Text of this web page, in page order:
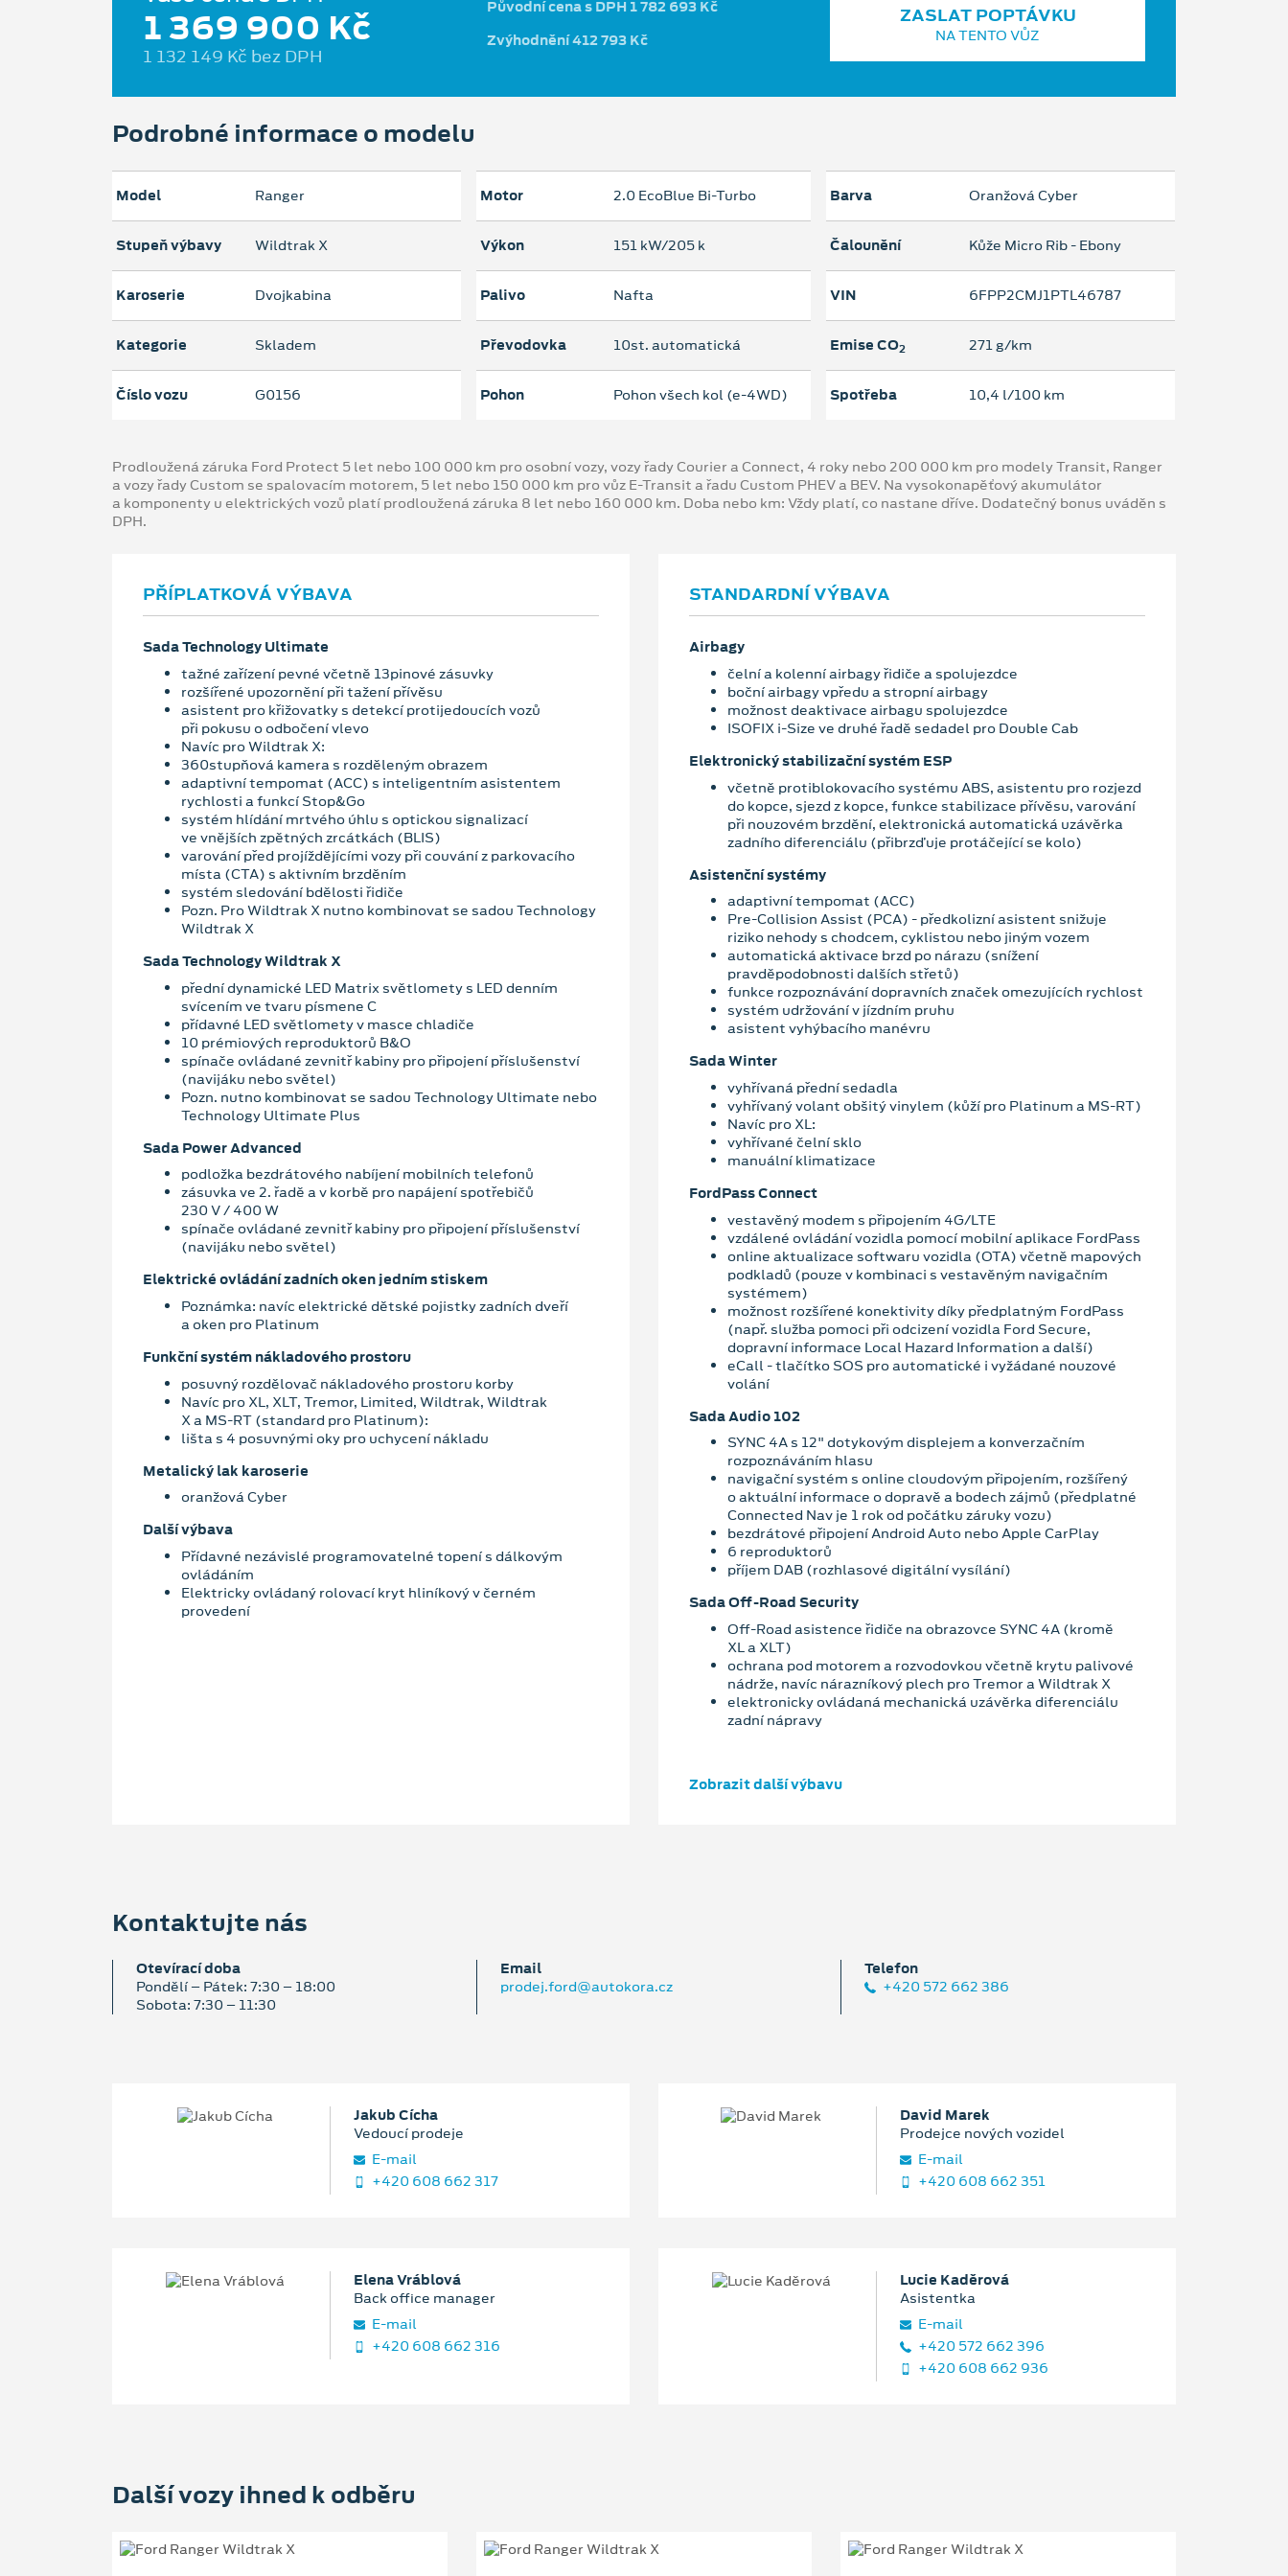
1 369 900 Kč
1 132 149 Kč bez DPH
Původní cena s DPH 1 782 693 Kč
Zvýhodnění 412 793 Kč
ZASLAT POPTÁVKU
NA TENTO VŮZ
Podrobné informace o modelu
Model Ranger
Stupeň výbavy Wildtrak X
Karoserie Dvojkabina
Kategorie Skladem
Číslo vozu G0156
Motor 2.0 EcoBlue Bi-Turbo
Výkon 151 kW/205 k
Palivo Nafta
Převodovka 10st. automatická
Pohon Pohon všech kol (e-4WD)
Barva Oranžová Cyber
Čalounění Kůže Micro Rib - Ebony
VIN 6FPP2CMJ1PTL46787
Emise CO2 271 g/km
Spotřeba 10,4 l/100 km
Prodloužená záruka Ford Protect 5 let nebo 100 000 km pro osobní vozy, vozy řady Courier a Connect, 4 roky nebo 200 000 km pro modely Transit, Ranger
a vozy řady Custom se spalovacím motorem, 5 let nebo 150 000 km pro vůz E-Transit a řadu Custom PHEV a BEV. Na vysokonapěťový akumulátor
a komponenty u elektrických vozů platí prodloužená záruka 8 let nebo 160 000 km. Doba nebo km: Vždy platí, co nastane dříve. Dodatečný bonus uváděn s
DPH.
PŘÍPLATKOVÁ VÝBAVA
Sada Technology Ultimate
tažné zařízení pevné včetně 13pinové zásuvky
rozšířené upozornění při tažení přívěsu
asistent pro křižovatky s detekcí protijedoucích vozů
při pokusu o odbočení vlevo
Navíc pro Wildtrak X:
360stupňová kamera s rozděleným obrazem
adaptivní tempomat (ACC) s inteligentním asistentem
rychlosti a funkcí Stop&Go
systém hlídání mrtvého úhlu s optickou signalizací
ve vnějších zpětných zrcátkách (BLIS)
varování před projíždějícími vozy při couvání z parkovacího
místa (CTA) s aktivním brzděním
systém sledování bdělosti řidiče
Pozn. Pro Wildtrak X nutno kombinovat se sadou Technology
Wildtrak X
Sada Technology Wildtrak X
přední dynamické LED Matrix světlomety s LED denním
svícením ve tvaru písmene C
přídavné LED světlomety v masce chladiče
10 prémiových reproduktorů B&O
spínače ovládané zevnitř kabiny pro připojení příslušenství
(navijáku nebo světel)
Pozn. nutno kombinovat se sadou Technology Ultimate nebo
Technology Ultimate Plus
Sada Power Advanced
podložka bezdrátového nabíjení mobilních telefonů
zásuvka ve 2. řadě a v korbě pro napájení spotřebičů
230 V / 400 W
spínače ovládané zevnitř kabiny pro připojení příslušenství
(navijáku nebo světel)
Elektrické ovládání zadních oken jedním stiskem
Poznámka: navíc elektrické dětské pojistky zadních dveří
a oken pro Platinum
Funkční systém nákladového prostoru
posuvný rozdělovač nákladového prostoru korby
Navíc pro XL, XLT, Tremor, Limited, Wildtrak, Wildtrak
X a MS-RT (standard pro Platinum):
lišta s 4 posuvnými oky pro uchycení nákladu
Metalický lak karoserie
oranžová Cyber
Další výbava
Přídavné nezávislé programovatelné topení s dálkovým
ovládáním
Elektricky ovládaný rolovací kryt hliníkový v černém
provedení
STANDARDNÍ VÝBAVA
Airbagy
čelní a kolenní airbagy řidiče a spolujezdce
boční airbagy vpředu a stropní airbagy
možnost deaktivace airbagu spolujezdce
ISOFIX i-Size ve druhé řadě sedadel pro Double Cab
Elektronický stabilizační systém ESP
včetně protiblokovacího systému ABS, asistentu pro rozjezd
do kopce, sjezd z kopce, funkce stabilizace přívěsu, varování
při nouzovém brzdění, elektronická automatická uzávěrka
zadního diferenciálu (přibrzďuje protáčející se kolo)
Asistenční systémy
adaptivní tempomat (ACC)
Pre-Collision Assist (PCA) - předkolizní asistent snižuje
riziko nehody s chodcem, cyklistou nebo jiným vozem
automatická aktivace brzd po nárazu (snížení
pravděpodobnosti dalších střetů)
funkce rozpoznávání dopravních značek omezujících rychlost
systém udržování v jízdním pruhu
asistent vyhýbacího manévru
Sada Winter
vyhřívaná přední sedadla
vyhřívaný volant obšitý vinylem (kůží pro Platinum a MS-RT)
Navíc pro XL:
vyhřívané čelní sklo
manuální klimatizace
FordPass Connect
vestavěný modem s připojením 4G/LTE
vzdálené ovládání vozidla pomocí mobilní aplikace FordPass
online aktualizace softwaru vozidla (OTA) včetně mapových
podkladů (pouze v kombinaci s vestavěným navigačním
systémem)
možnost rozšířené konektivity díky předplatným FordPass
(např. služba pomoci při odcizení vozidla Ford Secure,
dopravní informace Local Hazard Information a další)
eCall - tlačítko SOS pro automatické i vyžádané nouzové
volání
Sada Audio 102
SYNC 4A s 12" dotykovým displejem a konverzačním
rozpoznáváním hlasu
navigační systém s online cloudovým připojením, rozšířený
o aktuální informace o dopravě a bodech zájmů (předplatné
Connected Nav je 1 rok od počátku záruky vozu)
bezdrátové připojení Android Auto nebo Apple CarPlay
6 reproduktorů
příjem DAB (rozhlasové digitální vysílání)
Sada Off-Road Security
Off-Road asistence řidiče na obrazovce SYNC 4A (kromě
XL a XLT)
ochrana pod motorem a rozvodovkou včetně krytu palivové
nádrže, navíc nárazníkový plech pro Tremor a Wildtrak X
elektronicky ovládaná mechanická uzávěrka diferenciálu
zadní nápravy
Zobrazit další výbavu
Kontaktujte nás
Otevírací doba
Pondělí – Pátek: 7:30 – 18:00
Sobota: 7:30 – 11:30
Email
prodej.ford@autokora.cz
Telefon
+420 572 662 386
Jakub Cícha
Vedoucí prodeje
E‑mail
+420 608 662 317
David Marek
Prodejce nových vozidel
E‑mail
+420 608 662 351
Elena Vráblová
Back office manager
E‑mail
+420 608 662 316
Lucie Kaděrová
Asistentka
E‑mail
+420 572 662 396
+420 608 662 936
Další vozy ihned k odběru